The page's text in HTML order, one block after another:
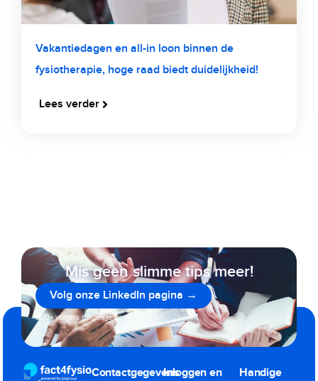
Vakantiedagen en all-in loon binnen de
fysiotherapie, hoge raad biedt duidelijkheid!
Lees verder
Mis geen slimme tips meer!
Volg onze LinkedIn pagina →
800+ volgers gingen je voor
ContactgegevensInloggen en Handige